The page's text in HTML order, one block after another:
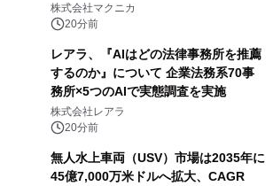
株式会社マクニカ
20分前
レアラ、『AIはどの法律事務所を推薦
するのか』について 企業法務系70事
務所×5つのAIで実態調査を実施
株式会社レアラ
20分前
無人水上車両（USV）市場は2035年に
45億7,000万米ドルへ拡大、CAGR